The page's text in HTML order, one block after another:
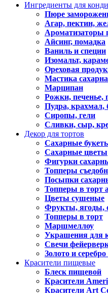
Ингредиенты для
Пюре
Агар, пектин,
Ароматизаторы
Айсинг, помадка
Ваниль и специи
Изомальт,
Ореховая
Мастика
Марципан
Рожки, печенье,
Пудра, крахмал,
Сиропы, гели
Сливки, сыр,
Декор для тортов
Сахарные
Сахарные цветы
Фигурки
Топперы
Посыпки
Топперы в торт
Цветы сушеные
Фрукты, ягоды,
Топперы в торт
Маршмеллоу
Украшения для
Свечи
Золото и
Красители пищевые
Блеск пищевой
Красители
Красители Art